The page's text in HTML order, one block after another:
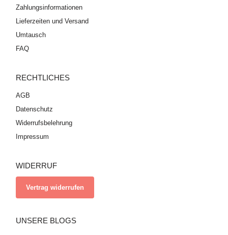
Zahlungsinformationen
Lieferzeiten und Versand
Umtausch
FAQ
RECHTLICHES
AGB
Datenschutz
Widerrufsbelehrung
Impressum
WIDERRUF
Vertrag widerrufen
UNSERE BLOGS